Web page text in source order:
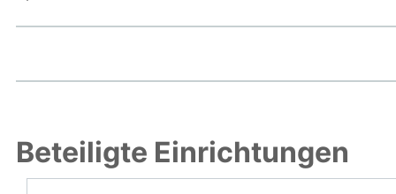
Beteiligte Einrichtungen